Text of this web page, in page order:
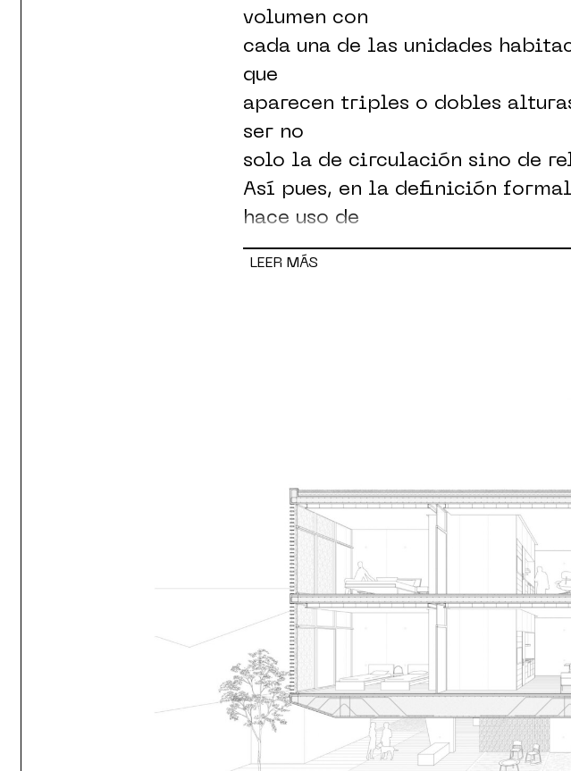
volumen con
cada una de las unidades
que
aparecen triples o dobles
ser no
solo la de circulación sino de
Así pues, en la definición
hace uso de
un lenguaje propio de la
también se
relaciona con las preexistencias.
LEER MÁS